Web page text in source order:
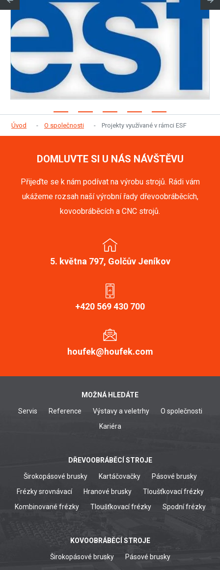
Úvod O společnosti Projekty využívané v rámci ESF
DOMLUVTE SI U NÁS NÁVŠTĚVU
Přijeďte se k nám podívat na výrobu strojů. Rádi vám
ukážeme rozsah naší výrobní řady dřevoobráběcích,
kovoobráběcích a CNC strojů.
5. května 797, Golčův Jeníkov
+420 569 430 700
houfek@houfek.com
MOŽNÁ HLEDÁTE
Servis Reference Výstavy a veletrhy
O společnosti
Kariéra
DŘEVOOBRÁBĚCÍ STROJE
Širokopásové brusky Kartáčovačky
Pásové brusky
Frézky srovnávací
Hranové brusky
Tloušťkovací frézky
Kombinované frézky
Tloušťkovací frézky Spodní frézky
KOVOOBRÁBĚCÍ STROJE
Širokopásové brusky Pásové brusky